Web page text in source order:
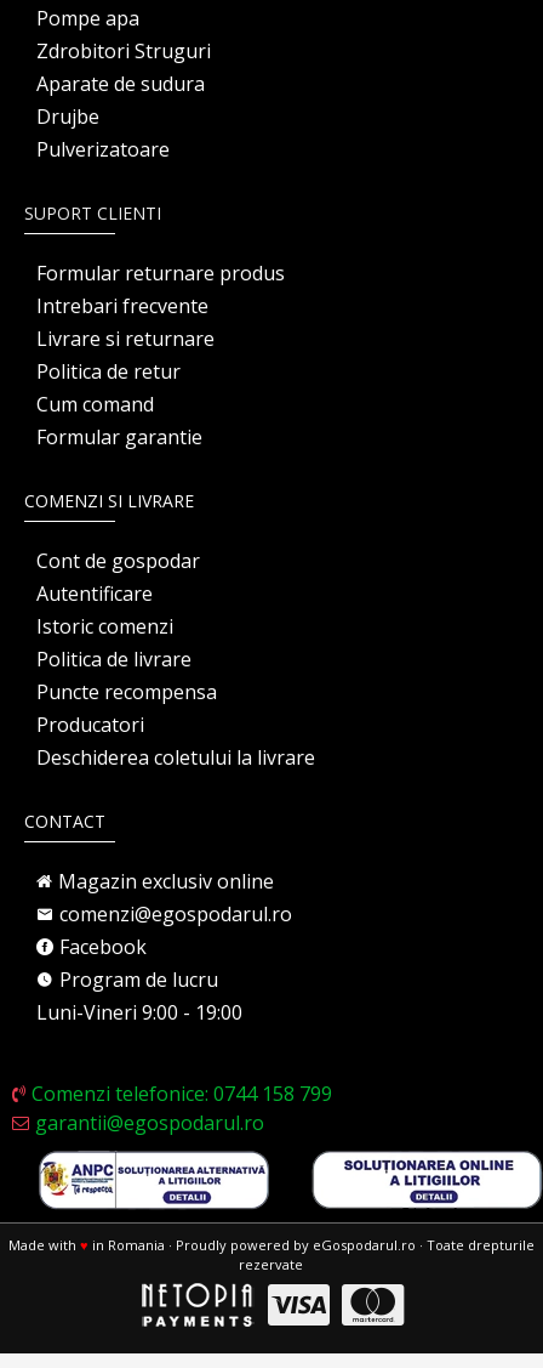
Pompe apa
Zdrobitori Struguri
Aparate de sudura
Drujbe
Pulverizatoare
SUPORT CLIENTI
Formular returnare produs
Intrebari frecvente
Livrare si returnare
Politica de retur
Cum comand
Formular garantie
COMENZI SI LIVRARE
Cont de gospodar
Autentificare
Istoric comenzi
Politica de livrare
Puncte recompensa
Producatori
Deschiderea coletului la livrare
CONTACT
Magazin exclusiv online
comenzi@egospodarul.ro
Facebook
Program de lucru
Luni-Vineri 9:00 - 19:00
Comenzi telefonice: 0744 158 799
garantii@egospodarul.ro
Made with ♥ in Romania · Proudly powered by eGospodarul.ro · Toate drepturile
rezervate